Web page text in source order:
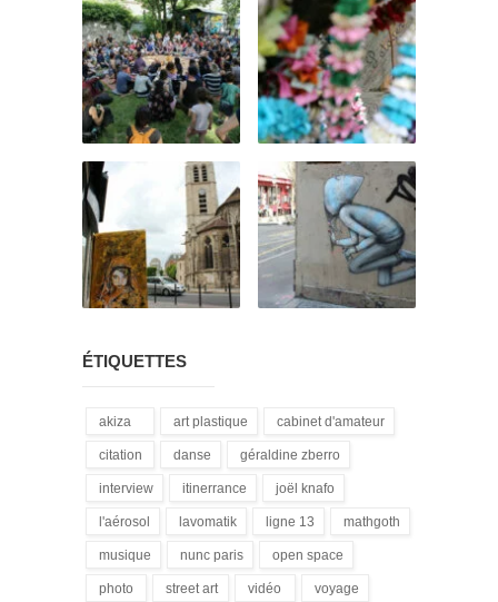
ÉTIQUETTES
akiza
(21)
art plastique
(28)
cabinet d'amateur
(12)
citation
(18)
danse
(1)
géraldine zberro
interview
(15)
itinerrance
(16)
joël knafo
(3)
l'aérosol
(14)
lavomatik
(31)
ligne 13
(4)
mathgoth
musique
(13)
nunc paris
(5)
open space
photo street art vidéo voyage